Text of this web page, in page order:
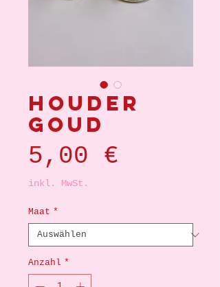
Houder
goud
5,00 €
inkl. MwSt.
Maat *
Anzahl *